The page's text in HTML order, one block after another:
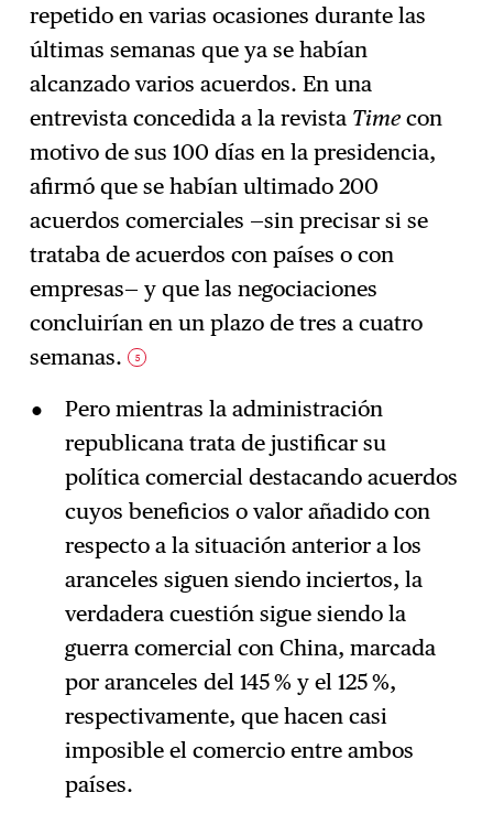
repetido en varias ocasiones durante las
últimas semanas que ya se habían
alcanzado varios acuerdos. En una
entrevista concedida a la revista Timecon
motivo de sus 100 días en la presidencia,
afirmó que se habían ultimado 200
acuerdos comerciales —sin precisar si se
trataba de acuerdos con países o con
empresas— y que las negociaciones
concluirían en un plazo de tres a cuatro
semanas. 5
Pero mientras la administración
republicana trata de justificar su
política comercial destacando acuerdos
cuyos beneficios o valor añadido con
respecto a la situación anterior a los
aranceles siguen siendo inciertos, la
verdadera cuestión sigue siendo la
guerra comercial con China, marcada
por aranceles del 145 % y el 125 %,
respectivamente, que hacen casi
imposible el comercio entre ambos
países.